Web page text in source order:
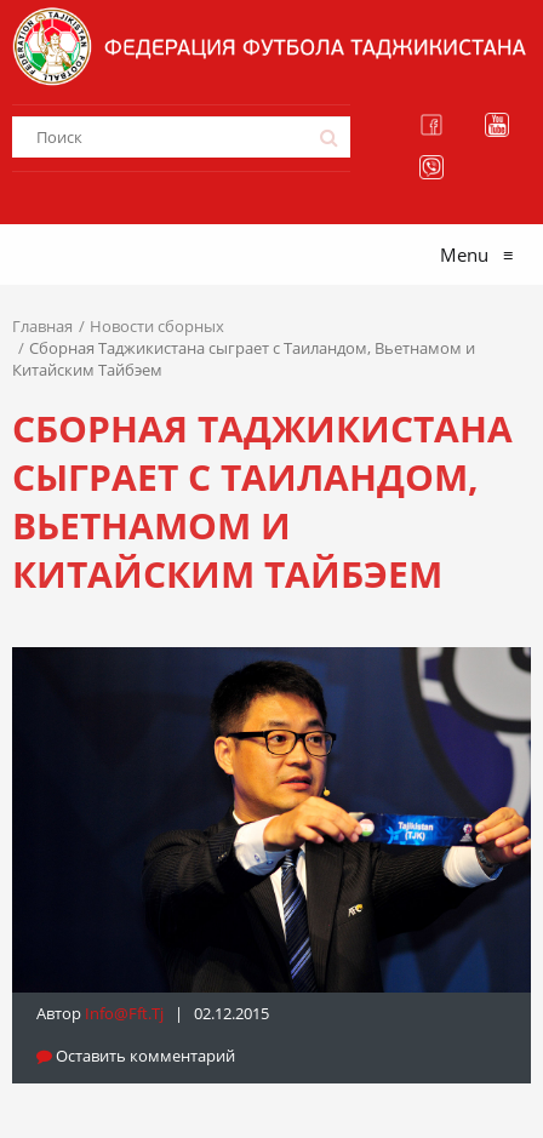
Menu ≡
Главная
Новости сборных
Сборная Таджикистана сыграет с Таиландом, Вьетнамом и
Китайским Тайбэем
СБОРНАЯ ТАДЖИКИСТАНА
СЫГРАЕТ С ТАИЛАНДОМ,
ВЬЕТНАМОМ И
КИТАЙСКИМ ТАЙБЭЕМ
Автор Info@fft.tj | 02.12.2015
Оставить комментарий